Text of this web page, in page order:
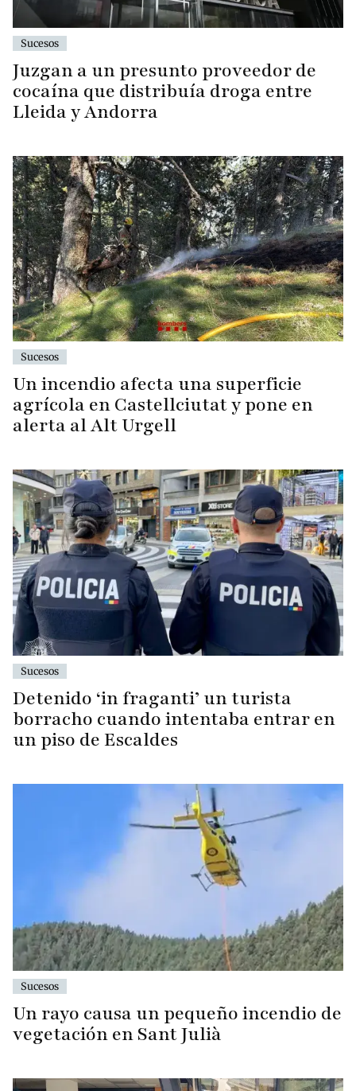
Sucesos
Juzgan a un presunto proveedor de
cocaína que distribuía droga entre
Lleida y Andorra
Sucesos
Un incendio afecta una superficie
agrícola en Castellciutat y pone en
alerta al Alt Urgell
Sucesos
Detenido ‘in fraganti’ un turista
borracho cuando intentaba entrar en
un piso de Escaldes
Sucesos
Un rayo causa un pequeño incendio de
vegetación en Sant Julià